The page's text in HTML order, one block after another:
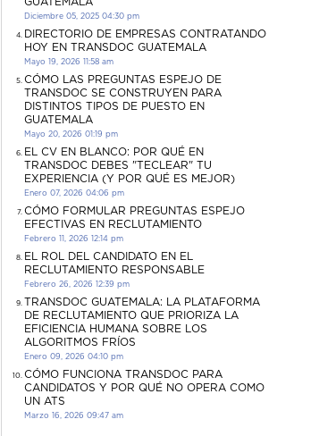
Diciembre 05, 2025 04:30 pm
DIRECTORIO DE EMPRESAS CONTRATANDO
HOY EN TRANSDOC GUATEMALA
Mayo 19, 2026 11:58 am
CÓMO LAS PREGUNTAS ESPEJO DE
TRANSDOC SE CONSTRUYEN PARA
DISTINTOS TIPOS DE PUESTO EN
GUATEMALA
Mayo 20, 2026 01:19 pm
EL CV EN BLANCO: POR QUÉ EN
TRANSDOC DEBES "TECLEAR" TU
EXPERIENCIA (Y POR QUÉ ES MEJOR)
Enero 07, 2026 04:06 pm
CÓMO FORMULAR PREGUNTAS ESPEJO
EFECTIVAS EN RECLUTAMIENTO
Febrero 11, 2026 12:14 pm
EL ROL DEL CANDIDATO EN EL
RECLUTAMIENTO RESPONSABLE
Febrero 26, 2026 12:39 pm
TRANSDOC GUATEMALA: LA PLATAFORMA
DE RECLUTAMIENTO QUE PRIORIZA LA
EFICIENCIA HUMANA SOBRE LOS
ALGORITMOS FRÍOS
Enero 09, 2026 04:10 pm
CÓMO FUNCIONA TRANSDOC PARA
CANDIDATOS Y POR QUÉ NO OPERA COMO
UN ATS
Marzo 16, 2026 09:47 am